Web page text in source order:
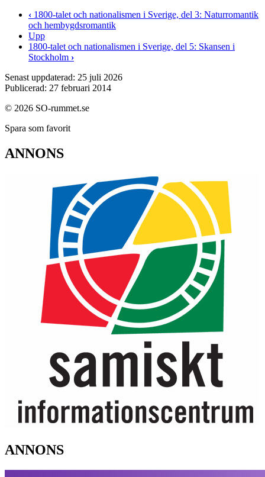
‹ 1800-talet och nationalismen i Sverige, del 3: Naturromantik
och hembygdsromantik
Upp
1800-talet och nationalismen i Sverige, del 5: Skansen i
Stockholm ›
Senast uppdaterad: 25 juli 2026
Publicerad: 27 februari 2014
© 2026 SO-rummet.se
Spara som favorit
ANNONS
ANNONS